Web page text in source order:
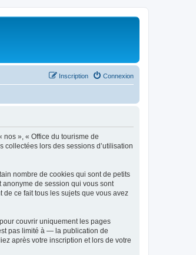
Connexion
Inscription
», « Office du tourisme de
lors des sessions d’utilisation
nombre de cookies qui sont de petits
de session qui vous sont
ce fait tous les sujets que vous avez
couvrir uniquement les pages
pas limité à — la publication de
après votre inscription et lors de votre